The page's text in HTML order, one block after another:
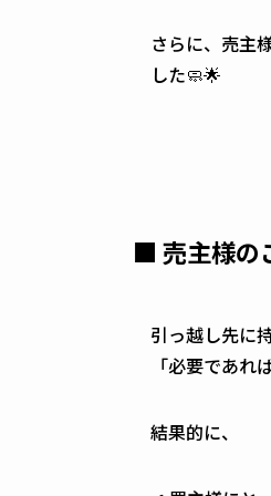
さらに、売主
した🧼🌟
■ 売主様の
引っ越し先に
「必要であ
結果的に、